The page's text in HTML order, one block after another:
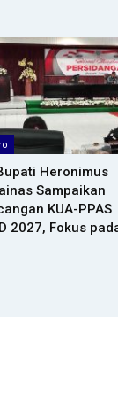
Heronimus
Sampaikan
KUA-PPAS
2027, Fokus